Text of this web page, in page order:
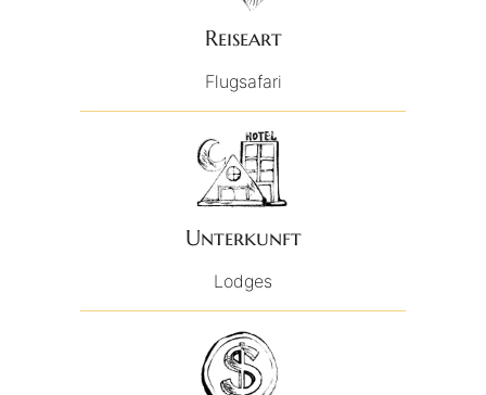
Reiseart
Flugsafari
Unterkunft
Lodges